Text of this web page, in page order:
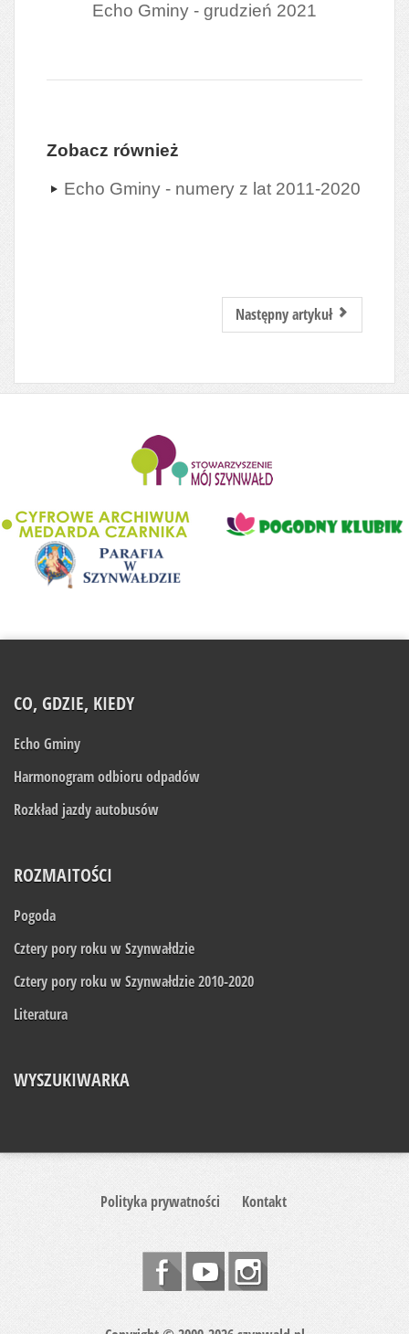
Echo Gminy - grudzień 2021
Zobacz również
Echo Gminy - numery z lat 2011-2020
Następny artykuł
CO, GDZIE, KIEDY
Echo Gminy
Harmonogram odbioru odpadów
Rozkład jazdy autobusów
ROZMAITOŚCI
Pogoda
Cztery pory roku w Szynwałdzie
Cztery pory roku w Szynwałdzie 2010-2020
Literatura
WYSZUKIWARKA
Polityka prywatności Kontakt